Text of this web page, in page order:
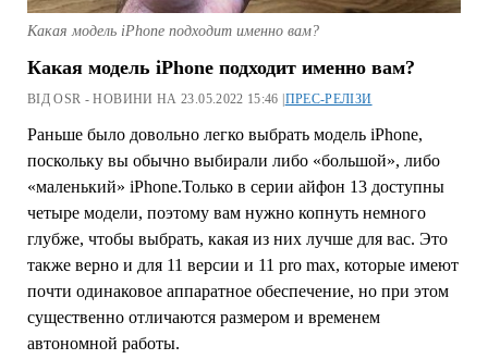
Какая модель iPhone подходит именно вам?
Какая модель iPhone подходит именно вам?
ВІД OSR - НОВИНИ НА 23.05.2022 15:46 |ПРЕС-РЕЛІЗИ
Раньше было довольно легко выбрать модель iPhone,
поскольку вы обычно выбирали либо «большой», либо
«маленький» iPhone.Только в серии айфон 13 доступны
четыре модели, поэтому вам нужно копнуть немного
глубже, чтобы выбрать, какая из них лучше для вас. Это
также верно и для 11 версии и 11 pro max, которые имеют
почти одинаковое аппаратное обеспечение, но при этом
существенно отличаются размером и временем
автономной работы.